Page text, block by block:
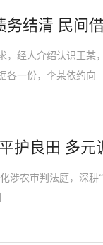
结清 民间
人介绍认识王某，
各一份，李某依约向
护良田 多元
农审判法庭，深耕“